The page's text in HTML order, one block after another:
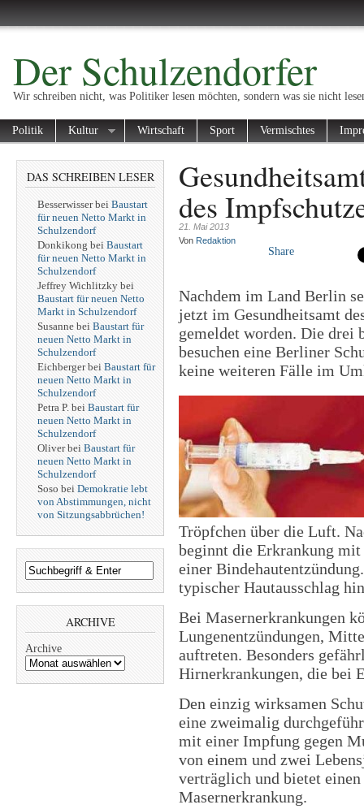
Der Schulzendorfer
Wir schreiben nicht, was Politiker lesen möchten, sondern was sie nicht
Politik Kultur Wirtschaft Sport Vermischtes
DAS SCHREIBEN LESER
Besserwisserbei Baustart
für neuen Netto Markt in
Schulzendorf
Donkikong bei Baustart
für neuen Netto Markt in
Schulzendorf
Jeffrey Wichlitzky bei
Baustart für neuen Netto
Markt in Schulzendorf
Susanne bei Baustart für
neuen Netto Markt in
Schulzendorf
Eichbergerbei Baustart für
neuen Netto Markt in
Schulzendorf
Petra P. bei Baustart für
neuen Netto Markt in
Schulzendorf
Oliverbei Baustart für
neuen Netto Markt in
Schulzendorf
Soso bei Demokratie lebt
von Abstimmungen, nicht
von Sitzungsabbrüchen!
ARCHIVE
Archive
des
21. Mai 2013
Von Redaktion
Share
Nachdem im Land Berlin
jetzt im Gesundheitsamt
gemeldet worden. Die drei
besuchen eine Berliner
keine weiteren Fälle im
Tröpfchen über die Luft.
beginnt die Erkrankung mit
einer
typischer Hautausschlag
Bei Masernerkrankungen
Lungenentzündungen,
auftreten. Besonders
Hirnerkrankungen, die bei
Den einzig wirksamen
eine zweimalig
mit einer Impfung gegen
von einem und zwei
verträglich und bietet
Masernerkrankung.